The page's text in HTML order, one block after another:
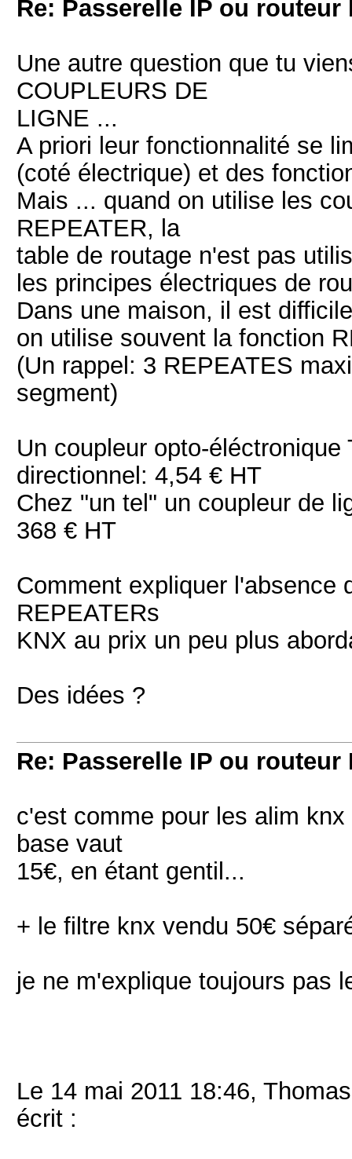
Re: Passerelle IP ou routeur
Une autre question que tu
COUPLEURS DE
LIGNE ...
A priori leur fonctionnalité se
(coté électrique) et des
Mais ... quand on utilise les
REPEATER, la
table de routage n'est pas
les principes électriques de
Dans une maison, il est
on utilise souvent la fonction
(Un rappel: 3 REPEATES
segment)
Un coupleur opto-
directionnel: 4,54 € HT
Chez "un tel" un coupleur de
368 € HT
Comment expliquer l'absence
REPEATERs
KNX au prix un peu plus
Des idées ?
Re: Passerelle IP ou routeur
c'est comme pour les alim
base vaut
15€, en étant gentil...
+ le filtre knx vendu 50€
je ne m'explique toujours pas
Le 14 mai 2011 18:46,
écrit :